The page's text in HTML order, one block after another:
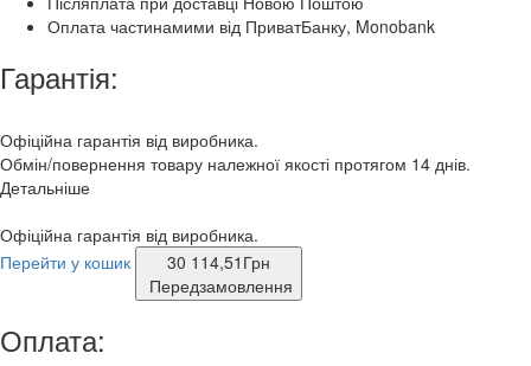
Оплата частинамими від ПриватБанку, Monobank
Гарантія:
Офіційна гарантія від виробника.
Обмін/повернення товару належної якості протягом 14 днів.
Детальніше
Офіційна гарантія від виробника.
Перейти у кошик
30 114,51 Грн
Передзамовлення
Оплата: